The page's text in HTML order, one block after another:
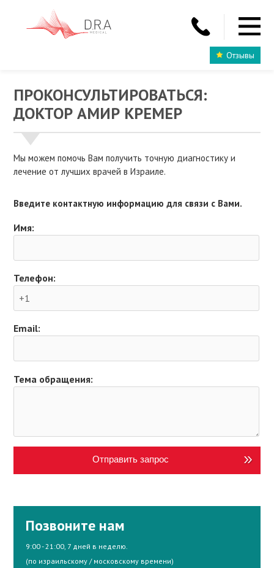
Отзывы
ПРОКОНСУЛЬТИРОВАТЬСЯ:
ДОКТОР АМИР КРЕМЕР
Мы можем помочь Вам получить точную диагностику и
лечение от лучших врачей в Израиле.
Введите контактную информацию для связи с Вами.
Имя:
Телефон:
Email:
Тема обращения:
Отправить запрос
Позвоните нам
9:00 - 21:00, 7 дней в неделю.
(по израильскому / московскому времени)